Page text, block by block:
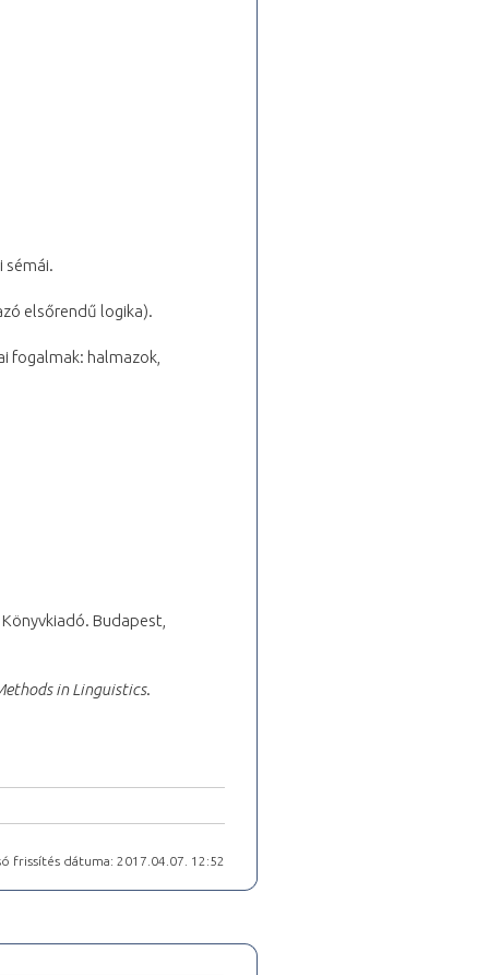
sémái.
elsőrendű logika).
fogalmak: halmazok,
Budapest,
in Linguistics.
frissítés dátuma: 2017.04.07. 12:52